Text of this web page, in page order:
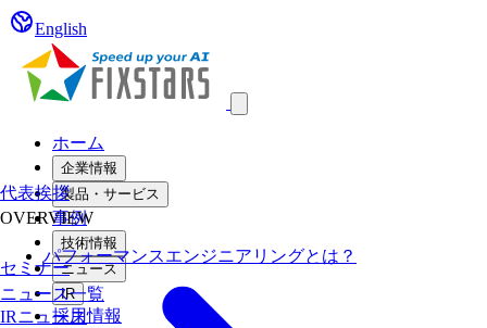
English
ホーム
企業情報
製品・サービス
事例
技術情報
セミナーニュース
ニュース一覧
IR
採用情報
代表挨拶
OVERVIEW
パフォーマンスエンジニアリングとは？
IRニュース